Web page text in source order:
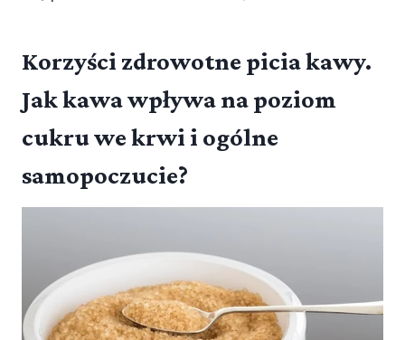
Korzyści zdrowotne picia kawy.
Jak kawa wpływa na poziom
cukru we krwi i ogólne
samopoczucie?